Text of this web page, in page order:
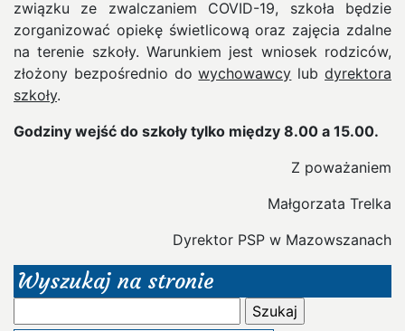
związku ze zwalczaniem COVID-19, szkoła będzie
zorganizować opiekę świetlicową oraz zajęcia zdalne
na terenie szkoły. Warunkiem jest wniosek rodziców,
złożony bezpośrednio dowychowawcy lubdyrektora
szkoły.
Godziny wejść do szkoły tylko między 8.00 a 15.00.
Z poważaniem
Małgorzata Trelka
Dyrektor PSP w Mazowszanach
Wyszukaj na stronie